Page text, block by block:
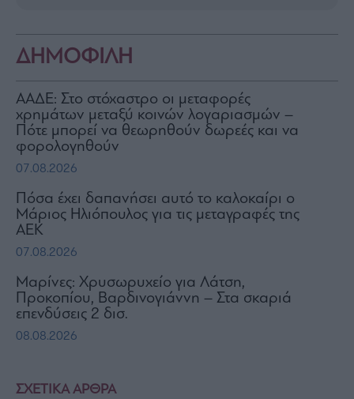
ΣΧΕΤΙΚΑ ΑΡΘΡΑ
ΔΗΜΟΦΙΛΗ
ΑΑΔΕ: Στο στόχαστρο οι μεταφορές
χρημάτων μεταξύ κοινών λογαριασμών –
Πότε μπορεί να θεωρηθούν δωρεές και να
φορολογηθούν
07.08.2026
Πόσα έχει δαπανήσει αυτό το καλοκαίρι ο
Μάριος Ηλιόπουλος για τις μεταγραφές της
ΑΕΚ
07.08.2026
Μαρίνες: Χρυσωρυχείο για Λάτση,
Προκοπίου, Βαρδινογιάννη – Στα σκαριά
επενδύσεις 2 δισ.
08.08.2026